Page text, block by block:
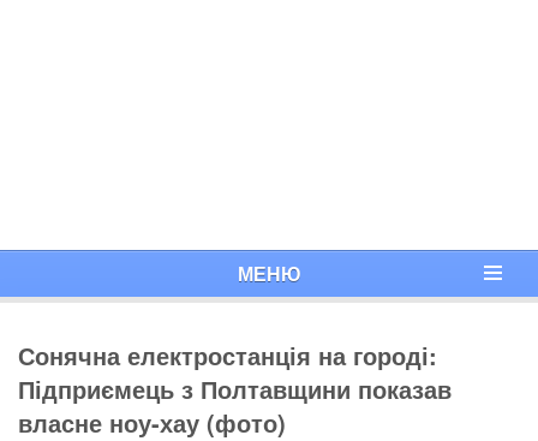
МЕНЮ
Сонячна електростанція на городі:
Підприємець з Полтавщини показав
власне ноу-хау (фото)